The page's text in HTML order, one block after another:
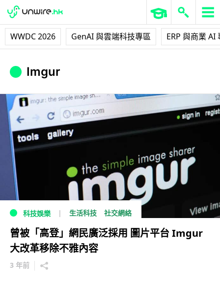
WWDC 2026 GenAI 與雲端科技專區 ERP 與商業 AI
Imgur
科技娛樂 生活科技 社交網絡
曾被「高登」網民廣泛採用 圖片平台 Imgur
大改革移除不雅內容
3 年前